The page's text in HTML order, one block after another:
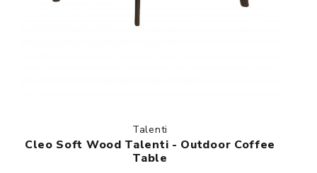
Talenti
Cleo Soft Wood Talenti - Outdoor Coffee
Table